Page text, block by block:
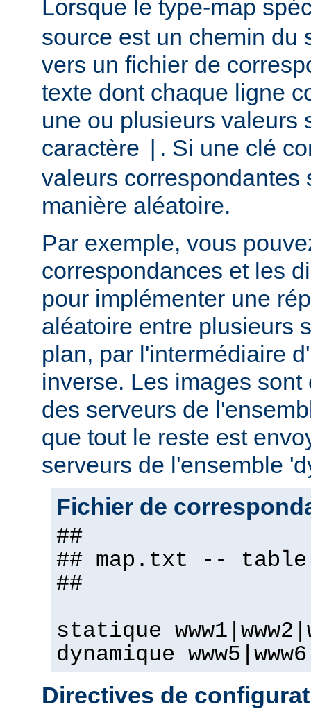
Lorsque le type-map
source est un chemin du
vers un fichier de
texte dont chaque ligne
une ou plusieurs valeurs
caractère
. Si une clé
valeurs correspondantes
manière aléatoire.
Par exemple, vous
correspondances et les
pour implémenter une
aléatoire entre plusieurs
plan, par l'intermédiaire
inverse. Les images
des serveurs de
que tout le reste est
serveurs de l'ensemble
Fichier de
##
## map.txt --
##
statique
dynamique www5|www6
Directives de